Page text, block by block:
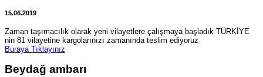
15.06.2019
Zaman taşımacılık olarak yeni vilayetlere çalışmaya başladık TÜRKİYE
nin 81 vilayetine kargolarınızı zamanında teslim ediyoruz
Buraya Tıklayınız
Beydağ ambarı